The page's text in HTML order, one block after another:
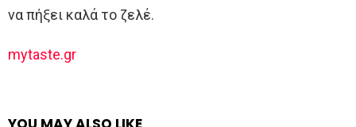
να πήξει καλά το ζελέ.
mytaste.gr